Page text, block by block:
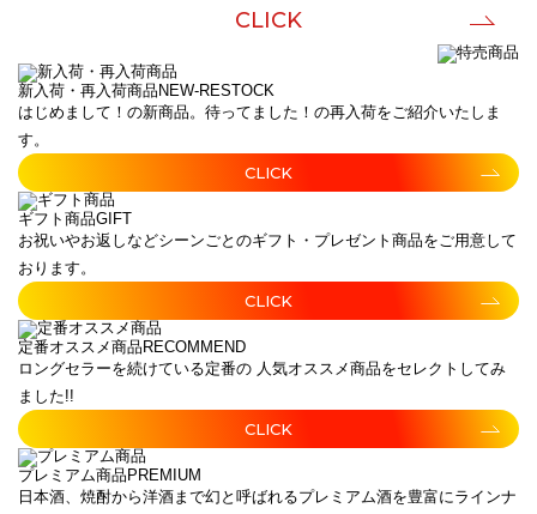
CLICK
新入荷・再入荷商品 NEW-RESTOCK
はじめまして！の新商品。待ってました！の再入荷をご紹介いたしま
す。
CLICK
ギフト商品GIFT
お祝いやお返しなどシーンごとのギフト・プレゼント商品をご用意して
おります。
CLICK
定番オススメ商品 RECOMMEND
ロングセラーを続けている定番の 人気オススメ商品をセレクトしてみ
ました!!
CLICK
プレミアム商品 PREMIUM
日本酒、焼酎から洋酒まで幻と呼ばれるプレミアム酒を豊富にラインナ